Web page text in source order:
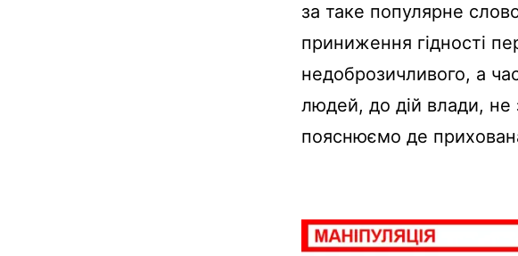
за таке популярне
приниження гідності
недоброзичливого, а
людей, до дій влади,
пояснюємо де